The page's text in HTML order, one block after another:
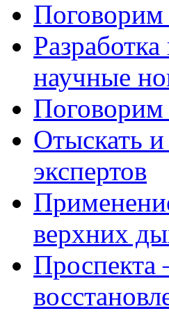
научные
Поговорим
Отыскать
экспертов
верхних
Проспекта